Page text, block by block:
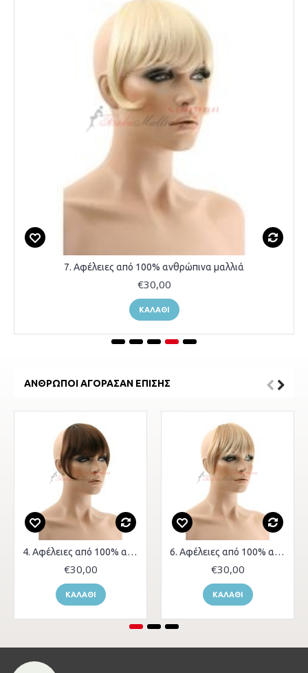
7. Αφέλειες από 100% ανθρώπινα μαλλιά
€30,00
ΚΑΛΆΘΙ
ΆΝΘΡΩΠΟΙ ΑΓΌΡΑΣΑΝ ΕΠΊΣΗΣ
4. Αφέλειες από 100% ανθρώπινα μαλλιά
€30,00
ΚΑΛΆΘΙ
6. Αφέλειες από 100% ανθρώπινα μαλλιά
€30,00
ΚΑΛΆΘΙ